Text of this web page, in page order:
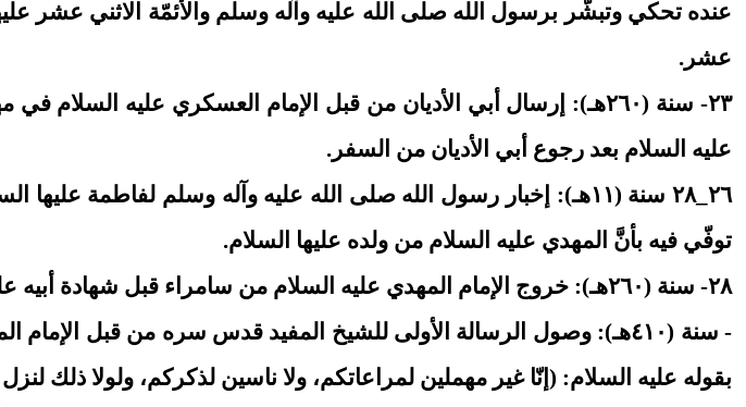
عنده تحكي وتبشّر برسول الله صلى الله عليه وآله وسلم والأئمّة الاثني عشر
عشر.
٢٣- سنة (٢٦٠هـ): إرسال أبي الأديان من قبل الإمام العسكري عليه
عليه السلام بعد رجوع أبي الأديان من السفر.
٢٦_٢٨ سنة (١١هـ): إخبار رسول الله صلى الله عليه وآله وسلم
توفّي فيه بأنَّ المهدي عليه السلام من ولده عليها السلام.
٢٨- سنة (٢٦٠هـ): خروج الإمام المهدي عليه السلام من سامراء قبل شهادة أبيه عليه السلام بعشرة أيّام على رواية.
- سنة (٤١٠هـ): وصول الرسالة الأولى للشيخ المفيد قدس سره من قبل
بقوله عليه السلام: (إنّا غير مهملين لمراعاتكم، ولا ناسين لذكركم، ولولا ذلك